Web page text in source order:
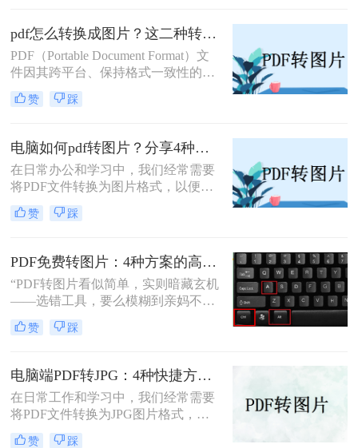
享或嵌入到其他文档中。那么pdf怎么
转换成jpg呢？本文将介绍三种将PDF
转换成JPG的实用方法。
pdf怎么转换成图片？这二种转换方法较为实用！
PDF（Portable Document Format）文
件因其跨平台、保持格式一致性的特
性而被广泛使用。然而，在某些情况
下，我们可能希望将PDF内容转换为
印。那么pdf怎么转换成图片呢？本文
将介绍两种将PDF转换成图片的方
法。
赞 踩
电脑如何pdf转图片？分享4种常见方法~！
在日常办公和学习中，我们经常需要
将PDF文件转换为图片格式，以便更
好地进行分享、编辑或保存。那么电
脑如何pdf转图片呢？本文介绍四种常
赞 踩
PDF免费转图片：4种方案的高清输出设置和无损转换要点！
“PDF转图片看似简单，实则暗藏玄机
——选错工具，要么模糊到亲妈不
认，要么操作复杂到怀疑人生。那么
pdf怎么免费转换成图片呢？”作为深
给大家扒一扒免费且高效的PDF转图
片方法，覆盖不同场景需求，看完直
接抄作业！
赞 踩
电脑端PDF转JPG：4种快捷方法的操作步骤和常见格式问题！
在日常工作和学习中，我们经常需要
将PDF文件转换为JPG图片格式，以
便于在网页上分享、在演示中插入或
赞 踩